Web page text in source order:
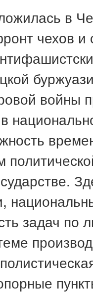
в
чехов и
войны
задач по